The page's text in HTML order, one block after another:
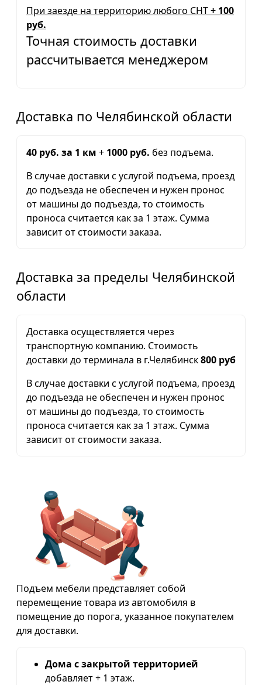
При заезде на территорию любого СНТ+ 100
руб.
Точная стоимость доставки
рассчитывается менеджером
Доставка по Челябинской области
40 руб. за 1 км + 1000 руб. без подъема.
В случае доставки с услугой подъема, проезд
до подъезда не обеспечен и нужен пронос
от машины до подъезда, то стоимость
проноса считается как за 1 этаж. Сумма
зависит от стоимости заказа.
Доставка за пределы Челябинской
области
Доставка осуществляется через
транспортную компанию. Стоимость
доставки до терминала в г.Челябинск800 руб
В случае доставки с услугой подъема, проезд
до подъезда не обеспечен и нужен пронос
от машины до подъезда, то стоимость
проноса считается как за 1 этаж. Сумма
зависит от стоимости заказа.
Подъем мебели представляет собой
перемещение товара из автомобиля в
помещение до порога, указанное покупателем
для доставки.
Дома с закрытой территорией
добавляет + 1 этаж.